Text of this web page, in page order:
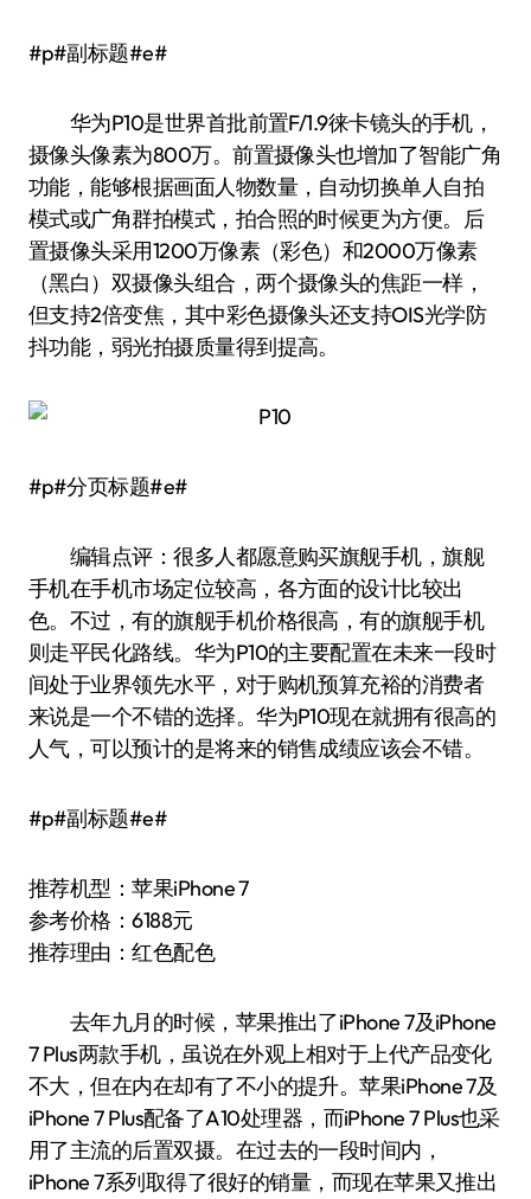
#p#副标题#e#
华为P10是世界首批前置F/1.9徕卡镜头的手机，
摄像头像素为800万。前置摄像头也增加了智能广角
功能，能够根据画面人物数量，自动切换单人自拍
模式或广角群拍模式，拍合照的时候更为方便。后
置摄像头采用1200万像素（彩色）和2000万像素
（黑白）双摄像头组合，两个摄像头的焦距一样，
但支持2倍变焦，其中彩色摄像头还支持OIS光学防
抖功能，弱光拍摄质量得到提高。
#p#分页标题#e#
编辑点评：很多人都愿意购买旗舰手机，旗舰
手机在手机市场定位较高，各方面的设计比较出
色。不过，有的旗舰手机价格很高，有的旗舰手机
则走平民化路线。华为P10的主要配置在未来一段时
间处于业界领先水平，对于购机预算充裕的消费者
来说是一个不错的选择。华为P10现在就拥有很高的
人气，可以预计的是将来的销售成绩应该会不错。
#p#副标题#e#
推荐机型：苹果iPhone 7
参考价格：6188元
推荐理由：红色配色
去年九月的时候，苹果推出了iPhone 7及iPhone
7 Plus两款手机，虽说在外观上相对于上代产品变化
不大，但在内在却有了不小的提升。苹果iPhone 7及
iPhone 7 Plus配备了A10处理器，而iPhone 7 Plus也采
用了主流的后置双摄。在过去的一段时间内，
iPhone 7系列取得了很好的销量，而现在苹果又推出